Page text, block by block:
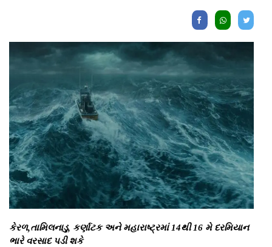
કેરળ,તામિલનાડુ, કર્ણાટક અને મહારાષ્ટ્રમાં 14થી 16 મે દરમિયાન
ભારે વરસાદ પડી શકે